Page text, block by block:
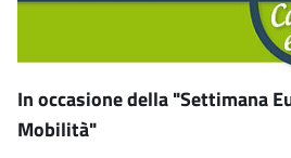
In occasione della "Settimana
Mobilità"